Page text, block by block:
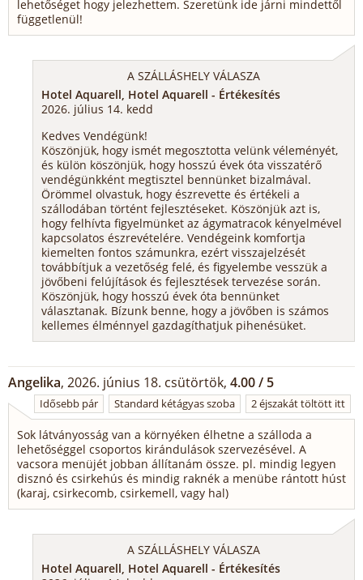
lehetőséget hogy jelezhettem. Szeretünk ide járni mindettől
függetlenül!
A SZÁLLÁSHELY VÁLASZA
Hotel Aquarell, Hotel Aquarell - Értékesítés
2026. július 14. kedd
Kedves Vendégünk!
Köszönjük, hogy ismét megosztotta velünk véleményét,
és külön köszönjük, hogy hosszú évek óta visszatérő
vendégünkként megtisztel bennünket bizalmával.
Örömmel olvastuk, hogy észrevette és értékeli a
szállodában történt fejlesztéseket. Köszönjük azt is,
hogy felhívta figyelmünket az ágymatracok kényelmével
kapcsolatos észrevételére. Vendégeink komfortja
kiemelten fontos számunkra, ezért visszajelzését
továbbítjuk a vezetőség felé, és figyelembe vesszük a
jövőbeni felújítások és fejlesztések tervezése során.
Köszönjük, hogy hosszú évek óta bennünket
választanak. Bízunk benne, hogy a jövőben is számos
kellemes élménnyel gazdagíthatjuk pihenésüket.
Angelika, 2026. június 18. csütörtök, 4.00 / 5
Idősebb pár Standard kétágyas szoba 2 éjszakát töltött itt
Sok látványosság van a környéken élhetne a szálloda a
lehetőséggel csoportos kirándulások szervezésével. A
vacsora menüjét jobban állítanám össze. pl. mindig legyen
disznó és csirkehús és mindig raknék a menübe rántott húst
(karaj, csirkecomb, csirkemell, vagy hal)
A SZÁLLÁSHELY VÁLASZA
Hotel Aquarell, Hotel Aquarell - Értékesítés